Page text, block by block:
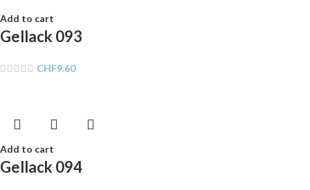
Add to cart
Gellack 093
CHF9.60
Add to cart
Gellack 094